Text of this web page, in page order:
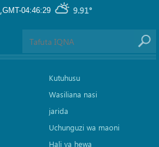
GMT-04:46:29 9.91°
,
Kutuhusu
Wasiliana nasi
jarida
Uchunguzi wa maoni
Hali ya hewa